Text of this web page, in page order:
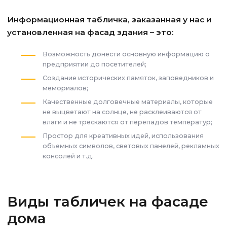
Информационная табличка, заказанная у нас и
установленная на фасад здания – это:
Возможность донести основную информацию о
предприятии до посетителей;
Создание исторических памяток, заповедников и
мемориалов;
Качественные долговечные материалы, которые
не выцветают на солнце, не расклеиваются от
влаги и не трескаются от перепадов температур;
Простор для креативных идей, использования
объемных символов, световых панелей, рекламных
консолей и т.д.
Виды табличек на фасаде
дома